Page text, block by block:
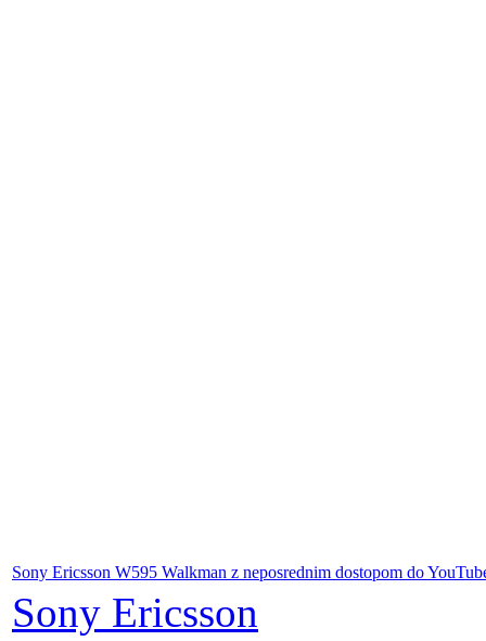
Sony Ericsson W595 Walkman z neposrednim dostopom do
Sony Ericsson